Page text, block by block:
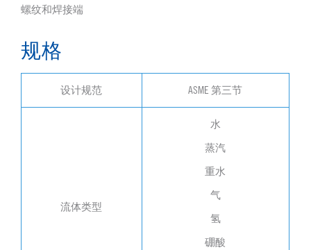
螺纹和焊接端
规格
设计规范 ASME 第三节
流体类型
水
蒸汽
重水
气
氢
硼酸